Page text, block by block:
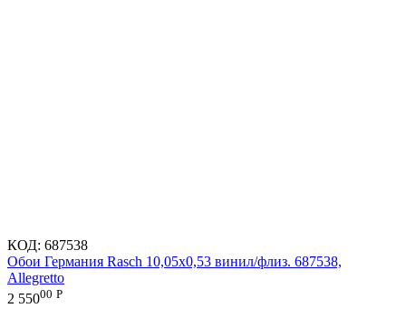
КОД: 687538
Обои Германия Rasch 10,05x0,53 винил/флиз. 687538,
Allegretto
2 55000 Р